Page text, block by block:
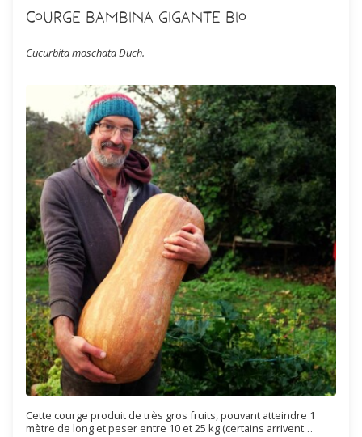
Courge Bambina Gigante Bio
Cucurbita moschata Duch.
Cette courge produit de très gros fruits, pouvant atteindre 1
mètre de long et peser entre 10 et 25 kg (certains arrivent